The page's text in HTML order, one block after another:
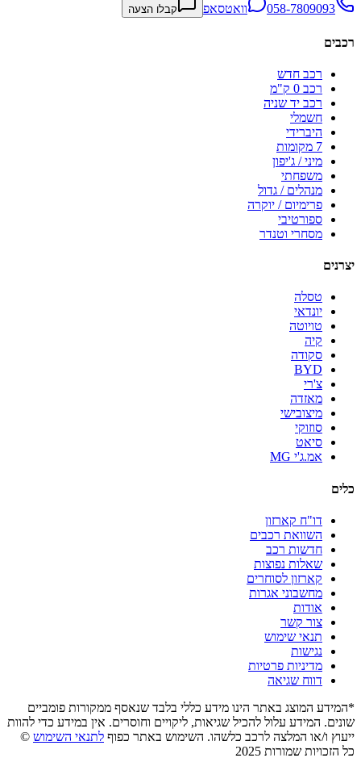
058-7809093 וואטסאפ קבלו הצעה
רכבים
רכב חדש
רכב 0 ק"מ
רכב יד שניה
חשמלי
היברידי
7 מקומות
מיני / ג'יפון
משפחתי
מנהלים / גדול
פרימיום / יוקרה
ספורטיבי
מסחרי וטנדר
יצרנים
טסלה
יונדאי
טויוטה
קיה
סקודה
BYD
צ'רי
מאזדה
מיצובישי
סוזוקי
סיאט
אמ.ג'י MG
כלים
דו"ח קארזון
השוואת רכבים
חדשות רכב
שאלות נפוצות
קארזון לסוחרים
מחשבוני אגרות
אודות
צור קשר
תנאי שימוש
נגישות
מדיניות פרטיות
דווח שגיאה
*המידע המוצג באתר הינו מידע כללי בלבד שנאסף ממקורות פומביים
שונים. המידע עלול להכיל שגיאות, ליקויים וחוסרים. אין במידע כדי להוות
ייעוץ ו/או המלצה לרכב כלשהו. השימוש באתר כפוף לתנאי השימוש ©
כל הזכויות שמורות 2025